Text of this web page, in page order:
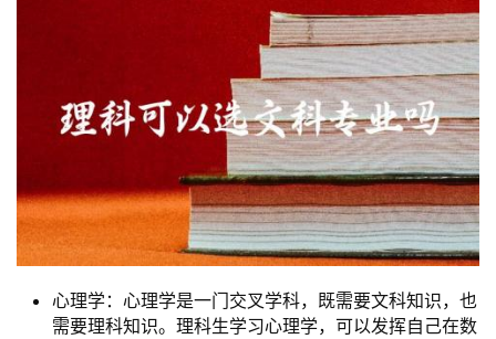
心理学：心理学是一门交叉学科，既需要文科知识，也
需要理科知识。理科生学习心理学，可以发挥自己在数